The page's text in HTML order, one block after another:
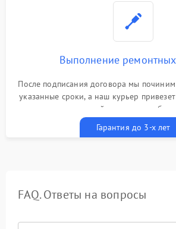
Выполнение
После подписания договора мы
указанные сроки, а наш курьер
гарантийным талоном
Гарантия до 3-х лет
FAQ. Ответы на вопросы